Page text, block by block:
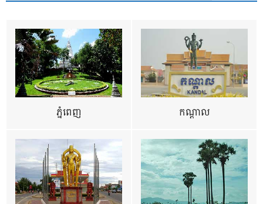
ភ្នំពេញ កណ្តាល